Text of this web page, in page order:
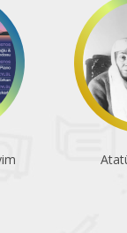
Dört